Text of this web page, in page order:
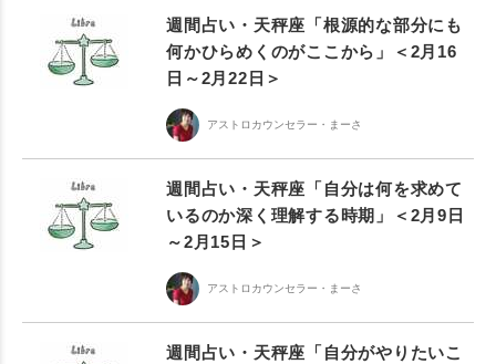
週間占い・天秤座「根源的な部分にも
何かひらめくのがここから」＜2月16
日～2月22日＞
アストロカウンセラー・まーさ
週間占い・天秤座「自分は何を求めて
いるのか深く理解する時期」＜2月9日
～2月15日＞
アストロカウンセラー・まーさ
週間占い・天秤座「自分がやりたいこ